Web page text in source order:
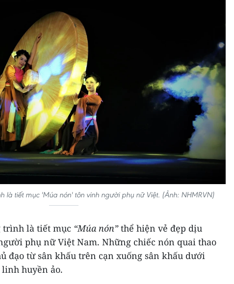
là tiết mục 'Múa nón' tôn vinh người phụ nữ Việt. (Ảnh: NHMRVN)
trình là tiết mục “Múa nón”thể hiện vẻ đẹp dịu
phụ nữ Việt Nam. Những chiếc nón quai thao
đạo từ sân khấu trên cạn xuống sân khấu dưới
huyền ảo.